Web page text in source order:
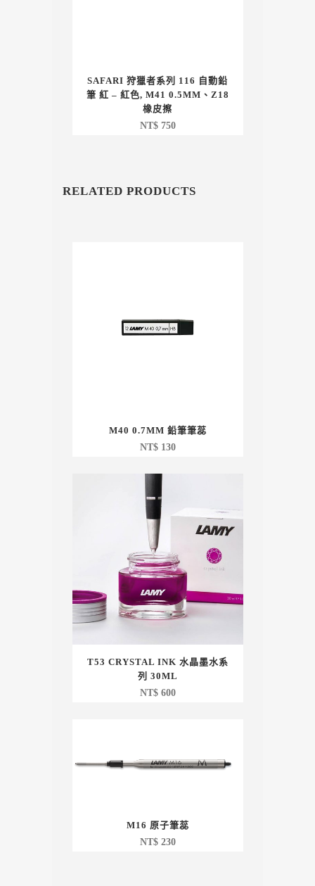
SAFARI 狩獵者系列 116 自動鉛
筆 紅 – 紅色, M41 0.5MM、Z18
橡皮擦
NT$750
RELATED PRODUCTS
M40 0.7MM 鉛筆筆蕊
NT$130
T53 CRYSTAL INK 水晶墨水系
列 30ML
NT$600
M16 原子筆蕊
NT$230